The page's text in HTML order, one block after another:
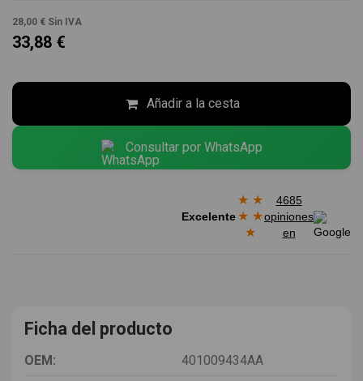
28,00 € Sin IVA
33,88 €
Añadir a la cesta
Consultar por WhatsApp
Excelente
★ ★
★ ★
★
4685
opiniones
en
Ficha del producto
OEM:
401009434AA